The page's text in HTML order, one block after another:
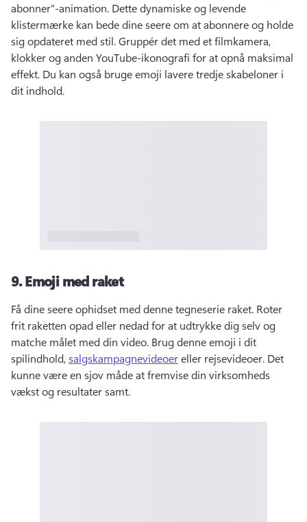
abonner"-animation. Dette dynamiske og levende
klistermærke kan bede dine seere om at abonnere og holde
sig opdateret med stil. Gruppér det med et filmkamera,
klokker og anden YouTube-ikonografi for at opnå maksimal
effekt. Du kan også bruge emoji lavere tredje skabeloner i
dit indhold.
9.Emoji med raket
Få dine seere ophidset med denne tegneserie raket. Roter
frit raketten opad eller nedad for at udtrykke dig selv og
matche målet med din video. Brug denne emoji i dit
spilindhold, salgskampagnevideoer eller rejsevideoer. Det
kunne være en sjov måde at fremvise din virksomheds
vækst og resultater samt.